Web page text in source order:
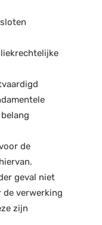
de
geval niet
de verwerking
zijn